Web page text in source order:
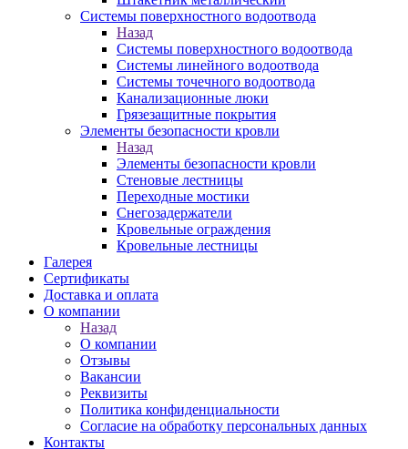
Системы поверхностного водоотвода
Назад
Системы поверхностного водоотвода
Системы линейного водоотвода
Системы точечного водоотвода
Канализационные люки
Грязезащитные покрытия
Элементы безопасности кровли
Назад
Элементы безопасности кровли
Стеновые лестницы
Переходные мостики
Снегозадержатели
Кровельные ограждения
Кровельные лестницы
Галерея
Сертификаты
Доставка и оплата
О компании
Назад
О компании
Отзывы
Вакансии
Реквизиты
Политика конфиденциальности
Согласие на обработку персональных данных
Контакты